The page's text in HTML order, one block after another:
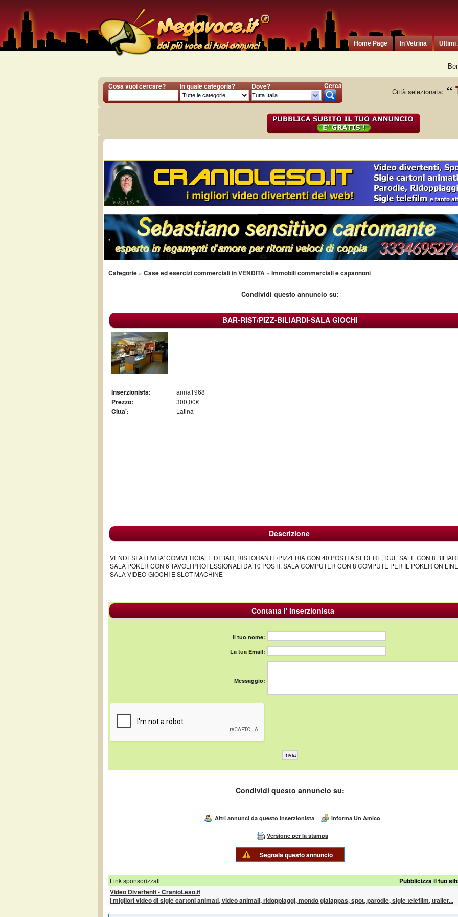
Home Page In Vetrina Ultimi
Cosa vuoi cercare? In quale categoria? Dove? Cerca
Città selezionata:
Categorie » Case ed esercizi commerciali in VENDITA » Immobili commerciali e capannoni
Condividi questo annuncio su:
BAR-RIST/PIZZ-BILIARDI-SALA GIOCHI
Inserzionista: anna1968
Prezzo: 300,00€
Citta': Latina
Descrizione
VENDESI ATTIVITA' COMMERCIALE DI BAR, RISTORANTE/PIZZERIA CON 40 POSTI A SEDERE, DUE SALE CON 8
SALA POKER CON 6 TAVOLI PROFESSIONALI DA 10 POSTI, SALA COMPUTER CON 8 COMPUTE PER IL POKER ON
SALA VIDEO-GIOCHI E SLOT MACHINE
Contatta l' Inserzionista
Il tuo nome:
La tua Email:
Messaggio:
Condividi questo annuncio su:
Altri annunci da questo inserzionista Informa Un Amico
Versione per la stampa
Segnala questo annuncio
Link sponsorizzati
Pubblicizza il tuo
Video Divertenti - CranioLeso.it
I migliori video di sigle cartoni animati, video animali, ridoppiaggi, mondo gialappas, spot, parodie, sigle telefilm, trailer...